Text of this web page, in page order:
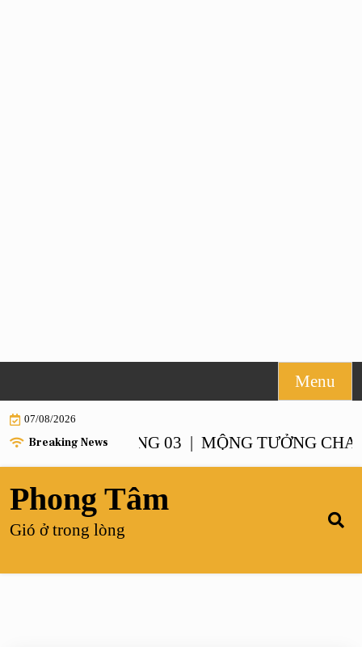
to
content
Menu
07/08/2026
Breaking News
– CHƯƠNG 03 | MỘNG TƯỞNG CHANH
Phong Tâm
Gió ở trong lòng